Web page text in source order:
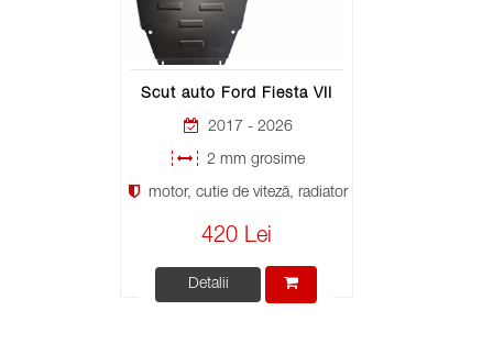
Scut auto Ford Fiesta VII
2017 - 2026
2 mm grosime
motor, cutie de viteză, radiator
420 Lei
Detalii